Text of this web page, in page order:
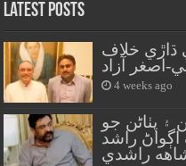
Latest Posts
ڌاڙي خلاف
اصغر آزاد
4 weeks ago
پٺاڻن جو
راشد
راشدي